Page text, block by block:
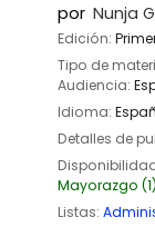
por Nunja
Edición:
Tipo de
Audiencia:
Idioma:
Detalles de
Mayorazgo (1)
Listas: